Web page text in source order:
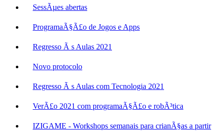
SessÃµes abertas
ProgramaÃ§Ã£o de Jogos e Apps
Regresso Ã s Aulas 2021
Novo protocolo
Regresso Ã s Aulas com Tecnologia 2021
VerÃ£o 2021 com programaÃ§Ã£o e robÃ³tica
IZIGAME - Workshops semanais para crianÃ§as a partir